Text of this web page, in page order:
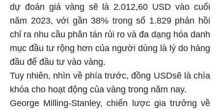
dự đoán giá vàng sẽ là 2.012,60 USD vào cuối
năm 2023, với gần 38% trong số 1.829 phản hồi
chỉ ra nhu cầu phân tán rủi ro và đa dạng hóa danh
mục đầu tư rộng hơn của người dùng là lý do hàng
đầu để đầu tư vào vàng.
Tuy nhiên, nhìn về phía trước, đồng USDsẽ là chìa
khóa cho hoạt động của vàng trong năm nay.
George Milling-Stanley, chiến lược gia trưởng về